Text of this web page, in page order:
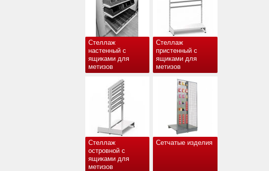
Стеллаж
настенный с
ящиками для
метизов
Стеллаж
пристенный с
ящиками для
метизов
Стеллаж
островной с
ящиками для
метизов
Сетчатые изделия